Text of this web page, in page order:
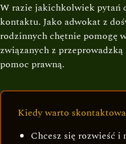
W razie jakichkolwiek pytań
kontaktu. Jako adwokat z
rodzinnych chętnie pomogę
związanych z
pomoc prawną.
Kiedy warto
Chcesz się rozwieść i